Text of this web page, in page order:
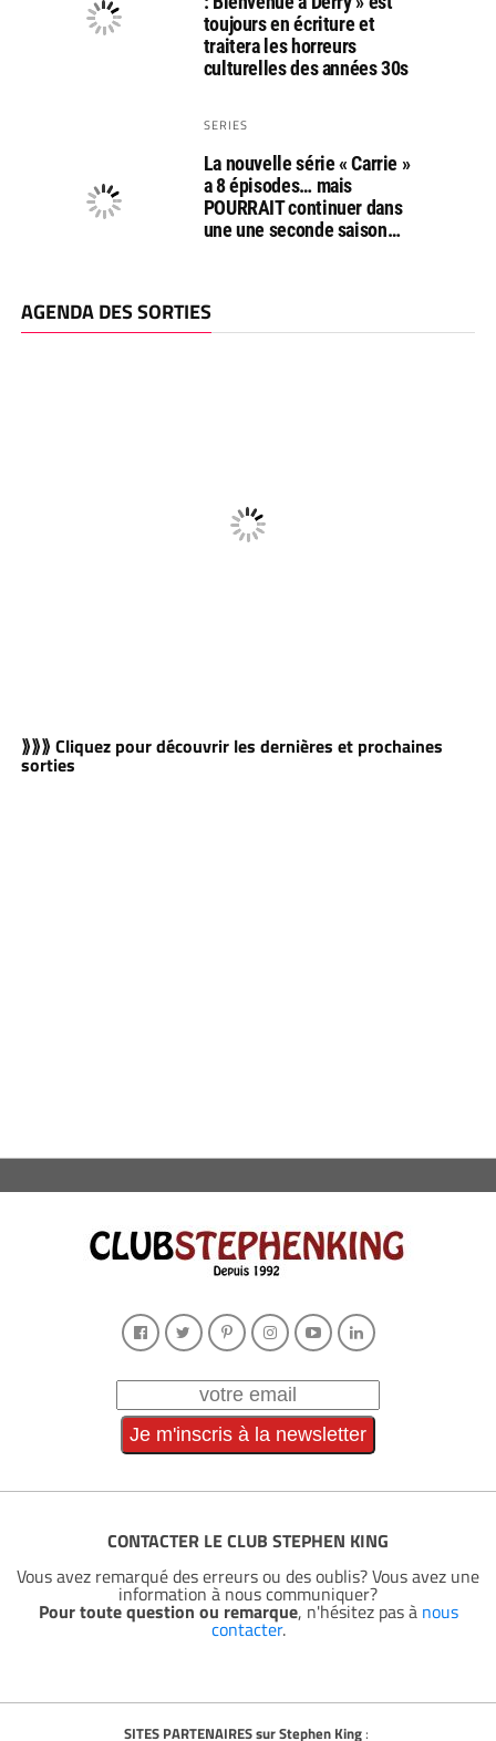
toujours en écriture et
traitera les horreurs
culturelles des années 30s
SERIES
La nouvelle série « Carrie »
a 8 épisodes… mais
POURRAIT continuer dans
une une seconde saison…
AGENDA DES SORTIES
⟫⟫⟫ Cliquez pour découvrir les dernières et prochaines
sorties
CONTACTER LE CLUB STEPHEN KING
Vous avez remarqué des erreurs ou des oublis? Vous avez une
information à nous communiquer?
Pour toute question ou remarque, n'hésitez pas à nous
contacter.
SITES PARTENAIRES sur Stephen King: